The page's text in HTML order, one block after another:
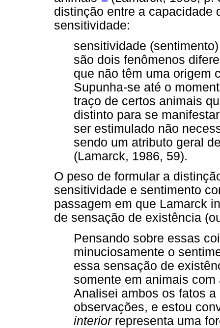
distinção entre a capacidade
sensitividade:
sensitividade
são dois fenômenos
que não têm uma origem
Supunha-se até o
traço de certos animais
distinto para se
ser estimulado não
sendo um atributo geral
(Lamarck, 1986, 59).
O peso de formular a
sensitividade e sentimento
passagem em que Lamarck
de sensação de existência
Pensando sobre essas
minuciosamente o
essa sensação de
somente em animais
Analisei ambos os fatos
observações, e estou
interiorrepresenta uma